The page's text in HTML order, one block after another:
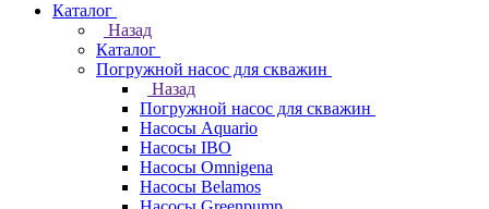
Каталог
Назад
Каталог
Погружной насос для скважин
Назад
Погружной насос для скважин
Насосы Aquario
Насосы IBO
Насосы Omnigena
Насосы Belamos